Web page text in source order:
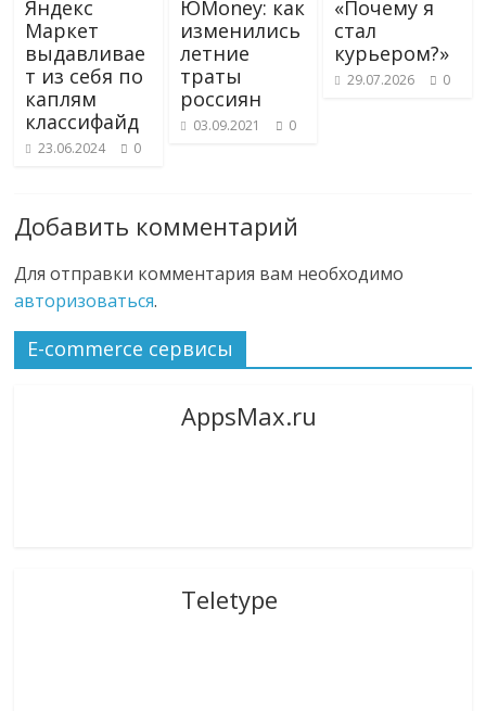
Яндекс
Маркет
выдавливае
т из себя по
каплям
классифайд
23.06.2024 0
ЮMoney: как
изменились
летние
траты
россиян
03.09.2021 0
«Почему я
стал
курьером?»
29.07.2026 0
Добавить комментарий
Для отправки комментария вам необходимо
авторизоваться.
E-commerce сервисы
AppsMax.ru
Teletype